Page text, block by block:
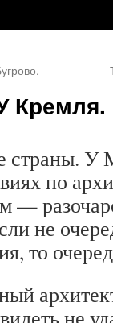
Кремля.
У
по
—
не
то
не